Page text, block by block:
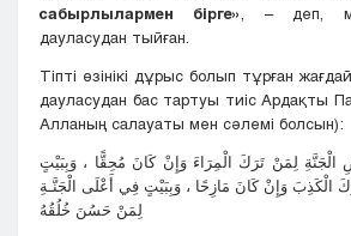
сабырлылармен бірге»
, – деп,
дауласудан тыйған.
Тіпті өзінікі дұрыс болып тұрған
дауласудан бас тартуы тиіс Ардақты
Алланың салауаты мен сәлемі
الْجَنَّةِ لِمَنْ تَرَكَ الْمِرَاءَ وَإِنْ كَانَ مُحِقًّا ، وَبِبَيْتٍ
وَإِنْ كَانَ مَازِحًا ، وَبِبَيْتٍ فِي أَعْلَى الْجَنَّـةِ
لِمَنْ حَسُنَ خُلُقُهُ